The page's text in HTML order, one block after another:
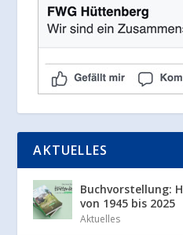
AKTUELLES
Buchvorstellung:
von 1945 bis 2025
Aktuelles